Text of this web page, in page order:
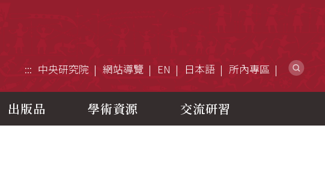
::: 中央研究院 網站導覽 EN 日本語 所內專區
出版品 學術資源 交流研習